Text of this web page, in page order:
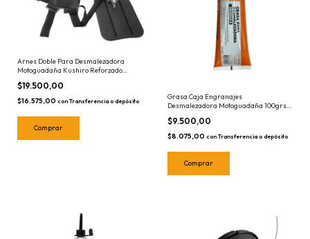
Arnes Doble Para Desmalezadora
Motoguadaña Kushiro Reforzado
DARI-ADMQ
$19.500,00
$16.575,00 con Transferencia o depósito
Grasa Caja Engranajes
Desmalezadora Motoguadaña 100grs
Lusqtoff GRASALD-9
$9.500,00
$8.075,00 con Transferencia o depósito